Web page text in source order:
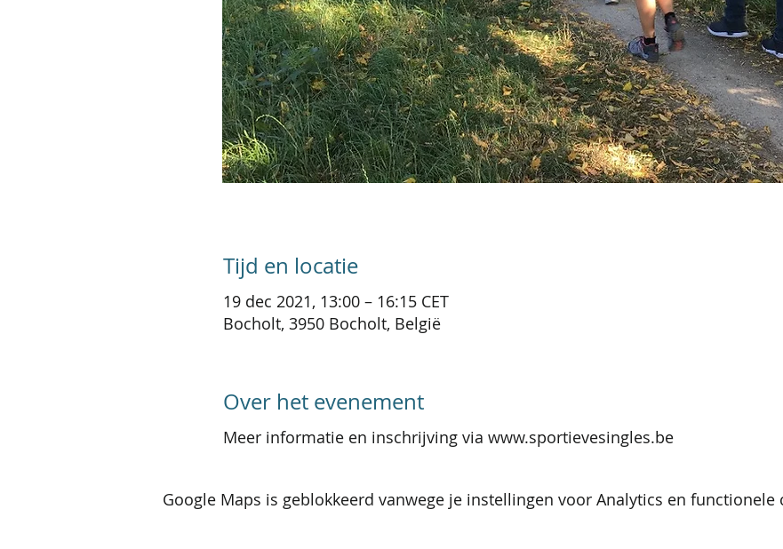
Tijd en locatie
19 dec 2021, 13:00 – 16:15 CET
Bocholt, 3950 Bocholt, België
Over het evenement
Meer informatie en inschrijving via www.sportievesingles.be
Google Maps is geblokkeerd vanwege je instellingen voor Analytics en functionele